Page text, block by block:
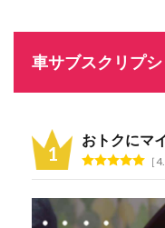
車サブスクリプ
おトクにマ